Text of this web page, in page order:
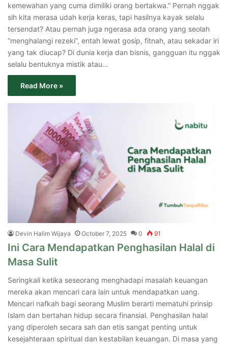
kemewahan yang cuma dimiliki orang bertakwa.” Pernah nggak
sih kita merasa udah kerja keras, tapi hasilnya kayak selalu
tersendat? Atau pernah juga ngerasa ada orang yang seolah
“menghalangi rezeki”, entah lewat gosip, fitnah, atau sekadar iri
yang tak diucap? Di dunia kerja dan bisnis, gangguan itu nggak
selalu bentuknya mistik atau…
Read More »
Devin Halim Wijaya October 7, 2025 0 91
Ini Cara Mendapatkan Penghasilan Halal di
Masa Sulit
Seringkali ketika seseorang menghadapi masalah keuangan
mereka akan mencari cara lain untuk mendapatkan uang.
Mencari nafkah bagi seorang Muslim berarti mematuhi prinsip
Islam dan bertahan hidup secara finansial. Penghasilan halal
yang diperoleh secara sah dan etis sangat penting untuk
kesejahteraan spiritual dan kestabilan keuangan. Di masa yang